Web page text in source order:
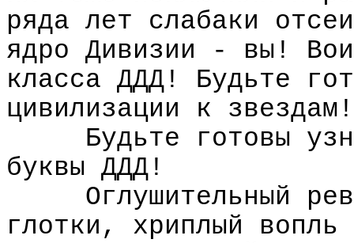
ряда лет слабаки
ядро Дивизии - вы!
класса ДДД! Будьте
цивилизации к звездам!
Будьте готовы
буквы ДДД!
Оглушительный
глотки, хриплый вопль